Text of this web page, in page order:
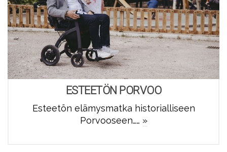
ESTEETÖN PORVOO
Esteetön elämysmatka historialliseen
Porvooseen…… »